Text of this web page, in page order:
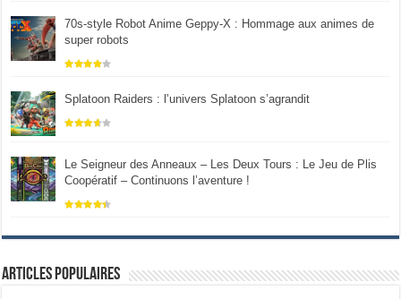
70s-style Robot Anime Geppy-X : Hommage aux animes de
super robots
Splatoon Raiders : l’univers Splatoon s’agrandit
Le Seigneur des Anneaux – Les Deux Tours : Le Jeu de Plis
Coopératif – Continuons l’aventure !
Articles populaires